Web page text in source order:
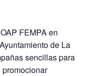
FEMPA en
de La
sencillas para
promocionar